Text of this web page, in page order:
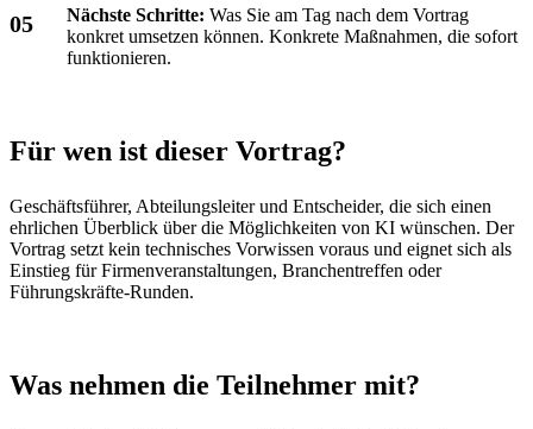
Nächste Schritte: Was Sie am Tag nach dem Vortrag
konkret umsetzen können. Konkrete Maßnahmen, die sofort
funktionieren.
Für wen ist dieser Vortrag?
Geschäftsführer, Abteilungsleiter und Entscheider, die sich einen
ehrlichen Überblick über die Möglichkeiten von KI wünschen. Der
Vortrag setzt kein technisches Vorwissen voraus und eignet sich als
Einstieg für Firmenveranstaltungen, Branchentreffen oder
Führungskräfte-Runden.
Was nehmen die Teilnehmer mit?